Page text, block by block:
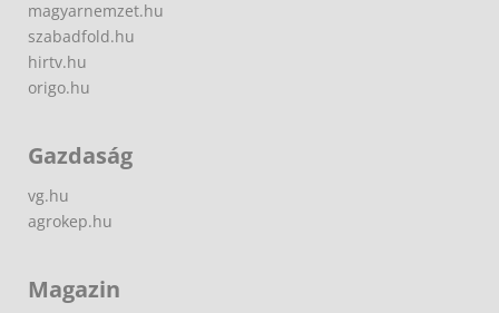
magyarnemzet.hu
szabadfold.hu
hirtv.hu
origo.hu
Gazdaság
vg.hu
agrokep.hu
Magazin